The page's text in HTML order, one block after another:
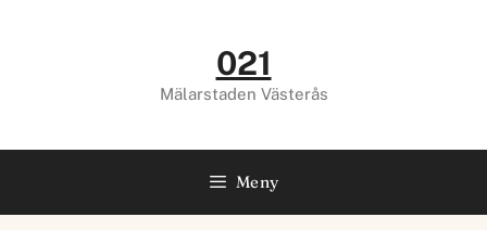
021
Mälarstaden Västerås
Meny